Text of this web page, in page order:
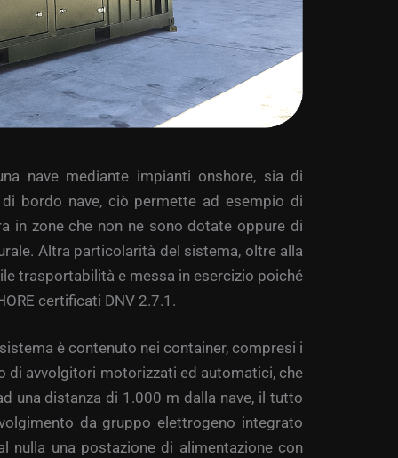
nave mediante impianti onshore, sia di
bordo nave, ciò permette ad esempio di
in zone che non ne sono dotate oppure di
Altra particolarità del sistema, oltre alla
trasportabilità e messa in esercizio poiché
certificati DNV 2.7.1.
è contenuto nei container, compresi i
di avvolgitori motorizzati ed automatici, che
una distanza di 1.000 m dalla nave, il tutto
da gruppo elettrogeno integrato
nulla una postazione di alimentazione con